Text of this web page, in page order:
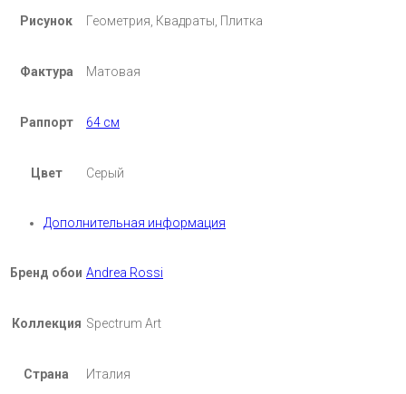
Рисунок Геометрия, Квадраты, Плитка
Фактура Матовая
Раппорт 64 см
Цвет Серый
Дополнительная информация
Бренд обои Andrea Rossi
Коллекция Spectrum Art
Страна Италия